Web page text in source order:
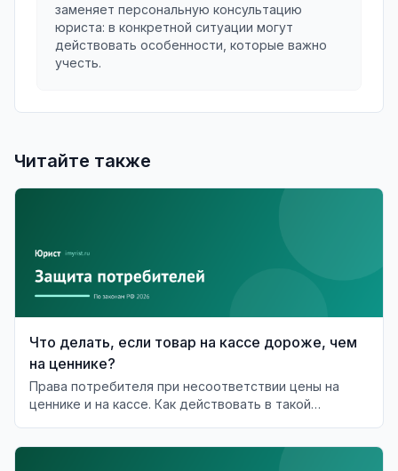
заменяет персональную консультацию
юриста: в конкретной ситуации могут
действовать особенности, которые важно
учесть.
Читайте также
Что делать, если товар на кассе дороже, чем
на ценнике?
Права потребителя при несоответствии цены на
ценнике и на кассе. Как действовать в такой